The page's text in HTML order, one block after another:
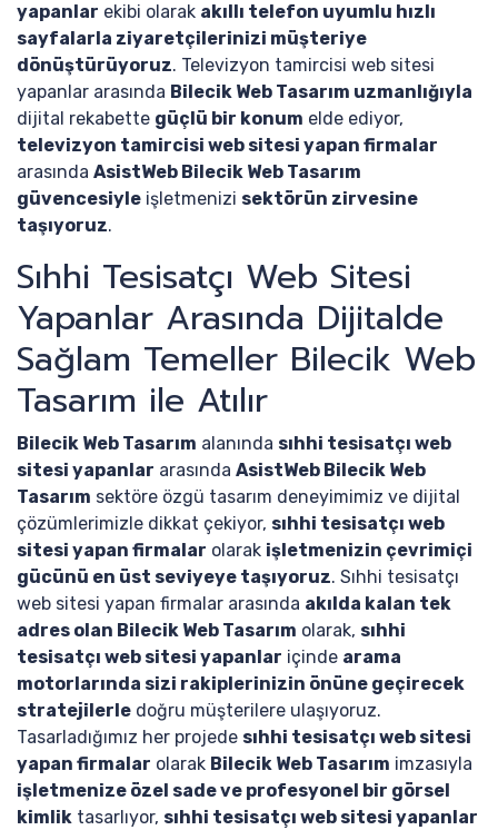
yapanlar ekibi olarak akıllı telefon uyumlu hızlı
sayfalarla ziyaretçilerinizi müşteriye
dönüştürüyoruz. Televizyon tamircisi web sitesi
yapanlar arasında Bilecik Web Tasarım uzmanlığıyla
dijital rekabette güçlü bir konum elde ediyor,
televizyon tamircisi web sitesi yapan firmalar
arasında AsistWeb Bilecik Web Tasarım
güvencesiyle işletmenizi sektörün zirvesine
taşıyoruz.
Sıhhi Tesisatçı Web Sitesi
Yapanlar Arasında Dijitalde
Sağlam Temeller Bilecik Web
Tasarım ile Atılır
Bilecik Web Tasarım alanında sıhhi tesisatçı web
sitesi yapanlar arasında AsistWeb Bilecik Web
Tasarım sektöre özgü tasarım deneyimimiz ve dijital
çözümlerimizle dikkat çekiyor, sıhhi tesisatçı web
sitesi yapan firmalar olarak işletmenizin çevrimiçi
gücünü en üst seviyeye taşıyoruz. Sıhhi tesisatçı
web sitesi yapan firmalar arasında akılda kalan tek
adres olan Bilecik Web Tasarım olarak, sıhhi
tesisatçı web sitesi yapanlar içinde arama
motorlarında sizi rakiplerinizin önüne geçirecek
stratejilerle doğru müşterilere ulaşıyoruz.
Tasarladığımız her projede sıhhi tesisatçı web sitesi
yapan firmalar olarak Bilecik Web Tasarım imzasıyla
işletmenize özel sade ve profesyonel bir görsel
kimlik tasarlıyor, sıhhi tesisatçı web sitesi yapanlar